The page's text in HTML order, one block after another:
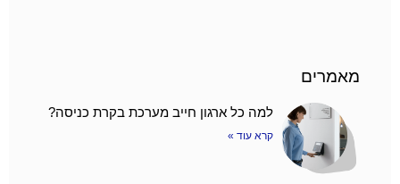
מאמרים
למה כל ארגון חייב מערכת בקרת כניסה?
קרא עוד »